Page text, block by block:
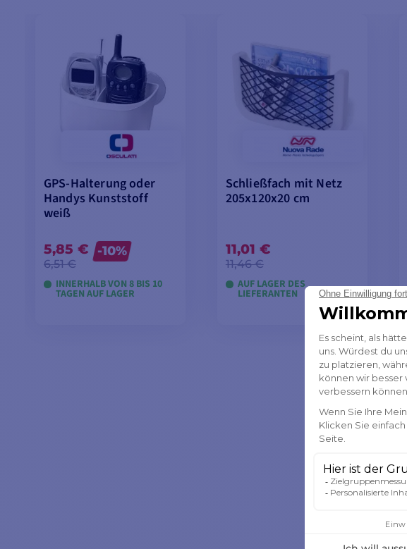
GPS-Halterung oder
Handys Kunststoff
weiß
5,85 €
6,51 €
-10%
INNERHALB VON 8 BIS 10
TAGEN AUF LAGER
Schließfach mit Netz
205x120x20 cm
11,01 €
11,46 €
AUF LAGER DES
LIEFERANTEN
IN DEN WARENKORB